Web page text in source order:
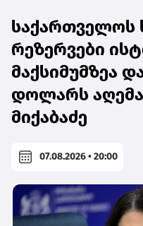
საქართველოს
რეზერვები
მაქსიმუმზეა
დოლარს
მიქაბაძე
07.08.2026 • 20:00